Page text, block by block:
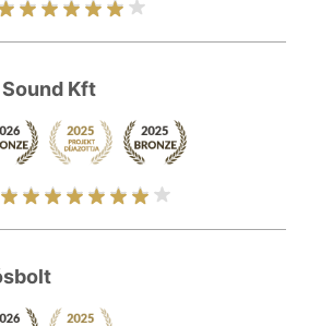
Kft